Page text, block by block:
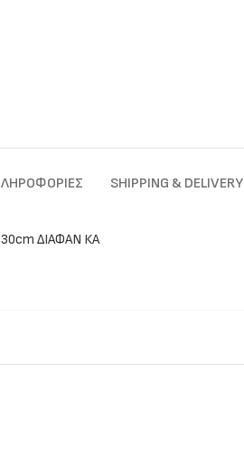
SHIPPING & DELIVERY
ΔΙΑΦΑΝ ΚΑ